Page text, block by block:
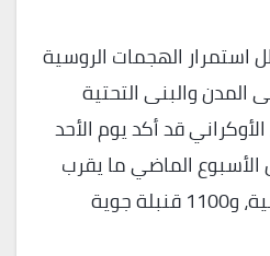
الهجمات الروسية
المدن والبنى التحتية
قد أكد يوم الأحد
الماضي ما يقرب
من 1400 مسيّرة هجومية، و1100 قنبلة جوية